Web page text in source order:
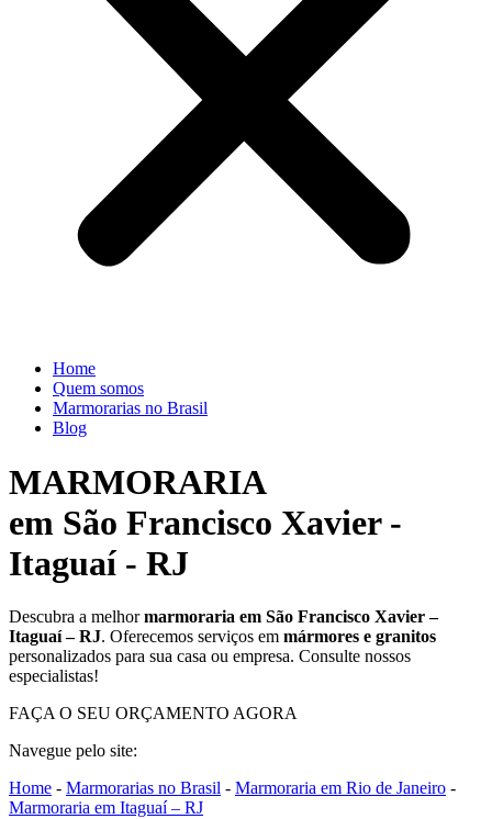
Home
Quem somos
Marmorarias no Brasil
Blog
MARMORARIA
em São Francisco Xavier -
Itaguaí - RJ
Descubra a melhormarmoraria em São Francisco Xavier –
Itaguaí – RJ. Oferecemos serviços em mármores e granitos
personalizados para sua casa ou empresa. Consulte nossos
especialistas!
FAÇA O SEU ORÇAMENTO AGORA
Navegue pelo site:
Home - Marmorarias no Brasil - Marmoraria em Rio de Janeiro -
Marmoraria em Itaguaí – RJ